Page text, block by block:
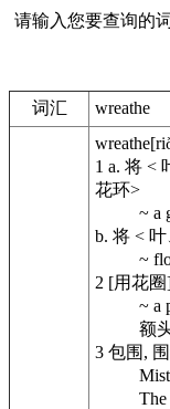
请输入您要查询的
词汇 wreathe
wreathe
1 a. 将 <
花环>
~ a
b. 将 <
~
2 [用花
~ a
额
3 包围,
The